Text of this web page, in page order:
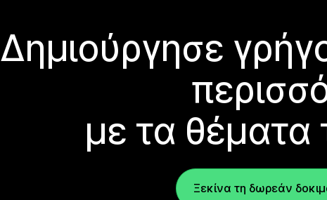
Δημιούργησε
με τα θέματα
Ξεκίνα τη δωρεάν